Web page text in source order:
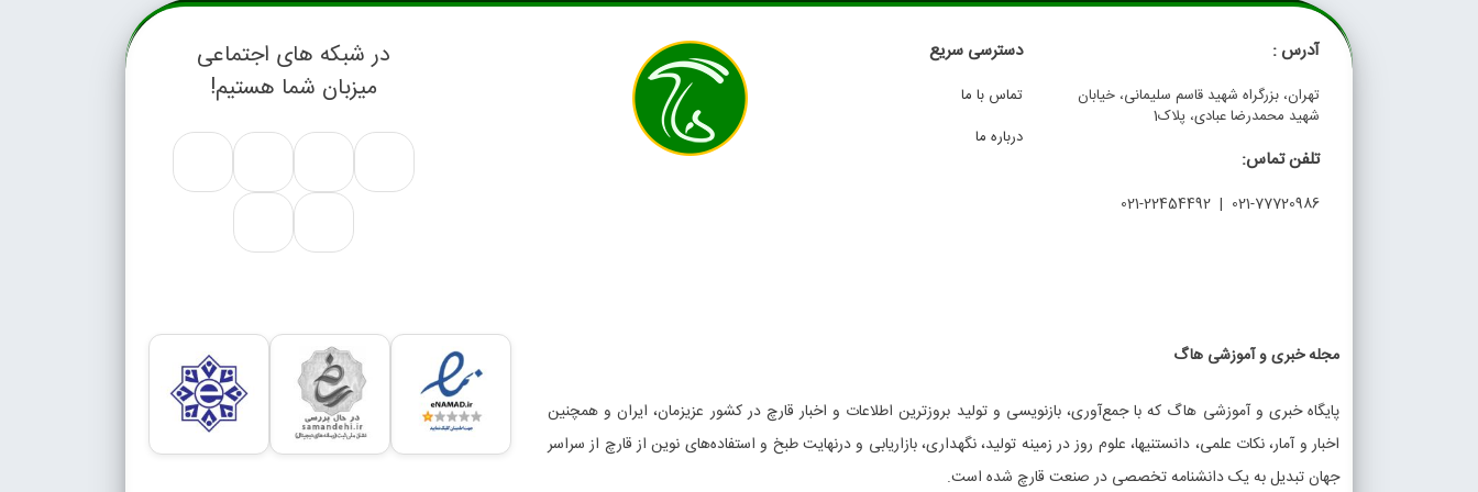
آدرس :
تهران، بزرگراه شهید قاسم سلیمانی، خیابان
شهید محمدرضا عبادی، پلاک1
تلفن تماس:
021-77720986 | 021-22454492
دسترسی سریع
تماس با ما
درباره ما
در شبکه های اجتماعی
میزبان شما هستیم!
مجله خبری و آموزشی هاگ
پایگاه خبری و آموزشی هاگ که با جمع‌آوری، بازنویسی و تولید بروزترین اطلاعات و اخبار قارچ در کشور عزیزمان، ایران و همچنین
اخبار و آمار، نکات علمی، دانستنیها، علوم روز در زمینه تولید، نگهداری، بازاریابی و درنهایت طبخ و استفاده‌های نوین از قارچ از سراسر
جهان تبدیل به یک دانشنامه تخصصی در صنعت قارچ شده است.